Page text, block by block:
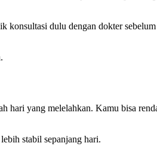
konsultasi dulu dengan dokter
hari yang melelahkan. Kamu bisa
stabil sepanjang hari.